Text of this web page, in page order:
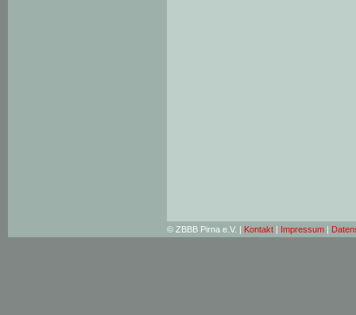
© ZBBB Pirna e.V. | Kontakt | Impressum |